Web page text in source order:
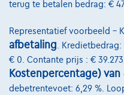
terug te betalen bedrag: €
Representatief voorbeeld –
afbetaling .
€ 0. Contante prijs : €
Kostenpercentage) van
debetrentevoet: 6,29 %.
Lease en persoonlijke
Over Ons
Word klant